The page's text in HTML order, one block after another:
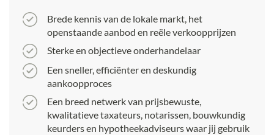
Brede kennis van de lokale markt, het
openstaande aanbod en reële verkoopprijzen
Sterke en objectieve onderhandelaar
Een sneller, efficiënter en deskundig
aankoopproces
Een breed netwerk van prijsbewuste,
kwalitatieve taxateurs, notarissen, bouwkundig
keurders en hypotheekadviseurs waar jij gebruik